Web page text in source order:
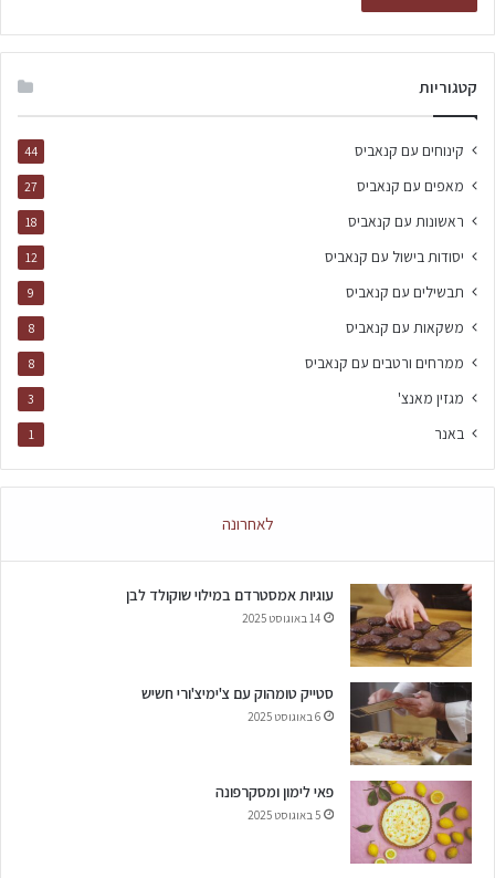
קטגוריות
קינוחים עם קנאביס 44
מאפים עם קנאביס 27
ראשונות עם קנאביס 18
יסודות בישול עם קנאביס 12
תבשילים עם קנאביס 9
משקאות עם קנאביס 8
ממרחים ורטבים עם קנאביס 8
מגזין מאנצ' 3
באנר 1
לאחרונה
עוגיות אמסטרדם במילוי שוקולד לבן
14 באוגוסט 2025
סטייק טומהוק עם צ'ימיצ'ורי חשיש
6 באוגוסט 2025
פאי לימון ומסקרפונה
5 באוגוסט 2025